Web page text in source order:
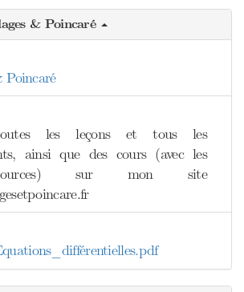
& Poincaré
Poincaré
les leçons et tous les
ainsi que des cours (avec les
sur mon site